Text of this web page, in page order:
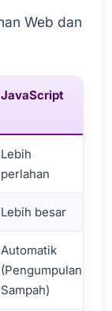
Web dan
JavaScript
Lebih
perlahan
Lebih besar
Automatik
(Pengumpulan
Sampah)